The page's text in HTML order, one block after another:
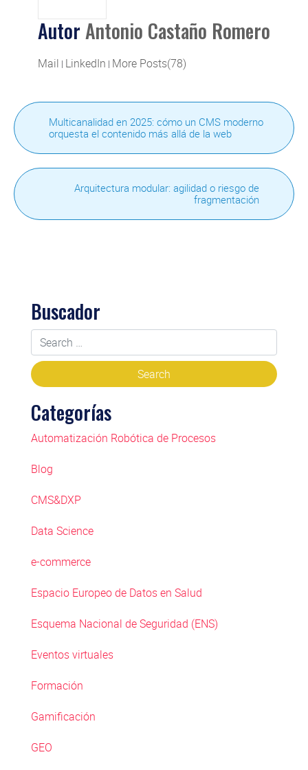
Autor Antonio Castaño Romero
Mail | LinkedIn | More Posts(78)
Multicanalidad en 2025: cómo un CMS moderno
orquesta el contenido más allá de la web
Arquitectura modular: agilidad o riesgo de
fragmentación
Buscador
Categorías
Automatización Robótica de Procesos
Blog
CMS&DXP
Data Science
e-commerce
Espacio Europeo de Datos en Salud
Esquema Nacional de Seguridad (ENS)
Eventos virtuales
Formación
Gamificación
GEO